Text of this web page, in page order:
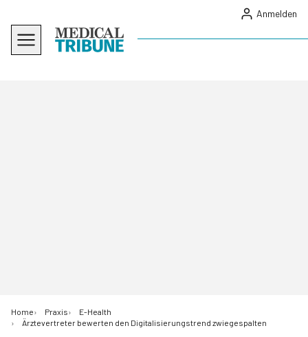
Anmelden
Home Praxis
E-Health
Ärztevertreter bewerten den Digitalisierungstrend zwiegespalten